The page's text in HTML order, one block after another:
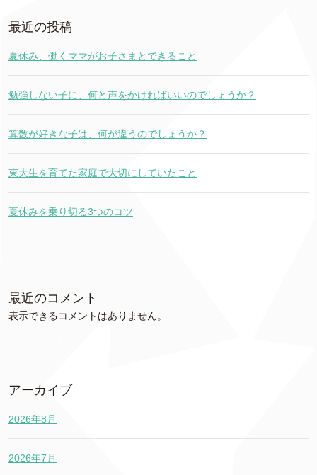
最近の投稿
夏休み、働くママがお子さまとできること
勉強しない子に、何と声をかければいいのでしょうか？
算数が好きな子は、何が違うのでしょうか？
東大生を育てた家庭で大切にしていたこと
夏休みを乗り切る3つのコツ
最近のコメント
表示できるコメントはありません。
アーカイブ
2026年8月
2026年7月